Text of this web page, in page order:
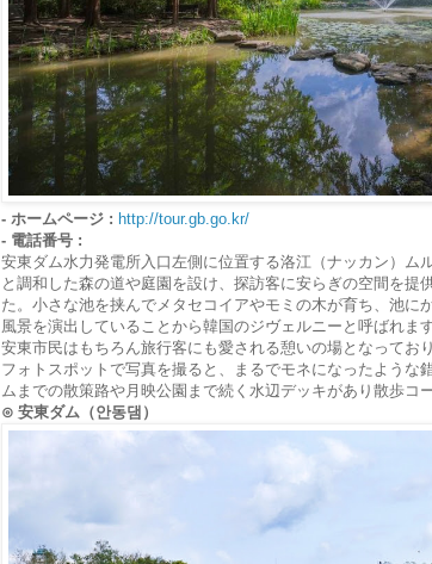
- ホームページ : http://tour.gb.go.kr/
- 電話番号 :
安東ダム水力発電所入口左側に位置する洛江（ナッカン）ム
と調和した森の道や庭園を設け、探訪客に安らぎの空間を提
た。小さな池を挟んでメタセコイアやモミの木が育ち、池に
風景を演出していることから韓国のジヴェルニーと呼ばれま
安東市民はもちろん旅行客にも愛される憩いの場となってお
フォトスポットで写真を撮ると、まるでモネになったような
ムまでの散策路や月映公園まで続く水辺デッキがあり散歩コ
⊙ 安東ダム（안동댐）